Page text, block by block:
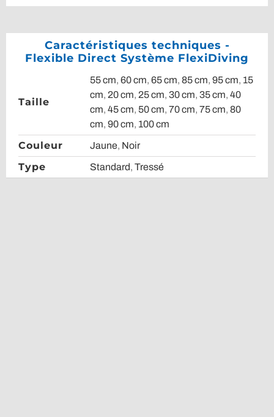
Caractéristiques techniques -
Flexible Direct Système FlexiDiving
Taille
55 cm, 60 cm, 65 cm, 85 cm, 95 cm, 15
cm, 20 cm, 25 cm, 30 cm, 35 cm, 40
cm, 45 cm, 50 cm, 70 cm, 75 cm, 80
cm, 90 cm, 100 cm
Couleur Jaune, Noir
Type Standard, Tressé